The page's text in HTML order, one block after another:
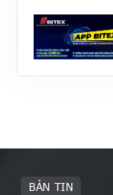
BẢN TIN